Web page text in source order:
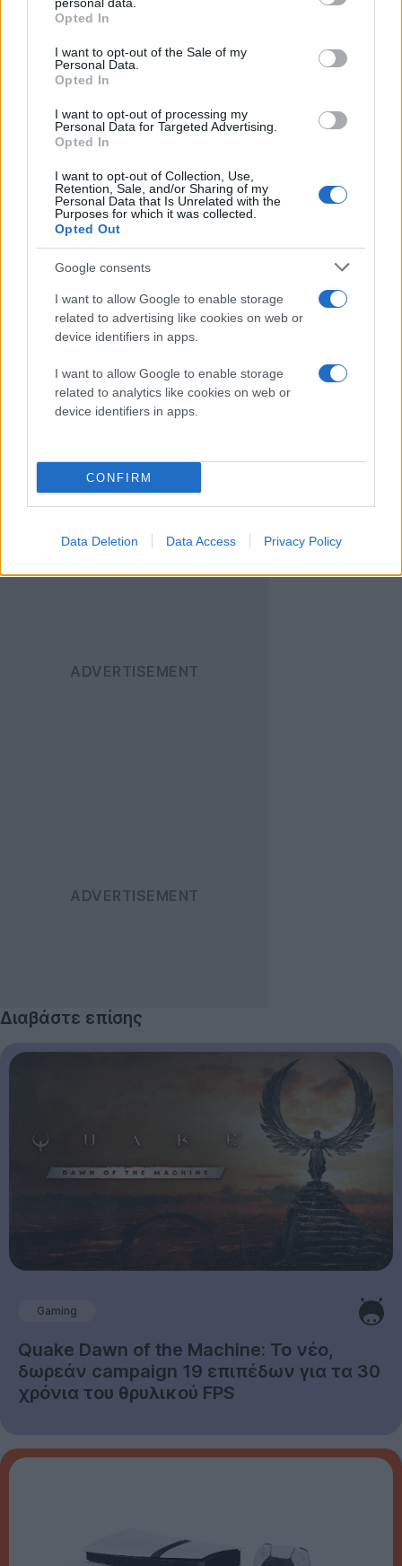
grant or deny consent to Google and its third-party tags to
use your data for below specified purposes in below Google
consent section.
Opted In
I want to opt-out of the Sale of my
Personal Data.
Opted In
I want to opt-out of processing my
Personal Data for Targeted Advertising.
Opted In
I want to opt-out of Collection, Use,
Retention, Sale, and/or Sharing of my
Personal Data that Is Unrelated with the
Purposes for which it was collected.
Opted Out
Google consents
I want to allow Google to enable storage
related to advertising like cookies on web or
device identifiers in apps.
I want to allow Google to enable storage
related to analytics like cookies on web or
device identifiers in apps.
CONFIRM
Data Deletion Data Access Privacy Policy
Salt and Sanctuary - [
*Ακολουθήστε τοTechgear.gr στο Google News για
να ενημερώνεστε άμεσα για όλα τα νέα άρθρα
να προσθέσετε το techgear.gr στη λίστα σας με
αντιγραφή και επικόλληση της διεύθυνσης
https://www.techgear.gr/feed/ στο αντίστοιχο πεδίο
της υπηρεσίας σας. Αν προτιμάτε το Twitter, θα μας
βρείτε στο προφίλ@techgeargr.
Ακολουθήστε το
Newsγια να
ενημερώνεστε άμεσα
για όλα τα νέα άρθρα!
Διαβάστε επίσης
Gaming
Quake Dawn of the Machine: Το νέο,
δωρεάν campaign 19 επιπέδων για τα 30
χρόνια του θρυλικού FPS